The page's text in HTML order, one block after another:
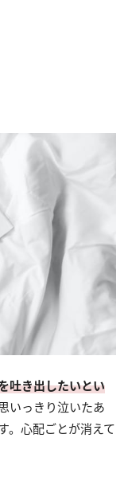
吐き出したいとい
いっきり泣いたあ
。心配ごとが消えて